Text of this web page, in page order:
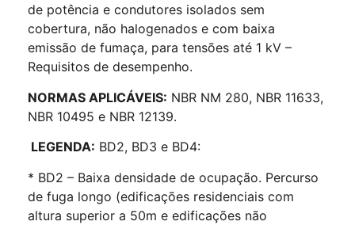
de potência e condutores isolados sem
cobertura, não halogenados e com baixa
emissão de fumaça, para tensões até 1 kV –
Requisitos de desempenho.
NORMAS APLICÁVEIS: NBR NM 280, NBR 11633,
NBR 10495 e NBR 12139.
LEGENDA: BD2, BD3 e BD4:
* BD2 – Baixa densidade de ocupação. Percurso
de fuga longo (edificações residenciais com
altura superior a 50m e edificações não